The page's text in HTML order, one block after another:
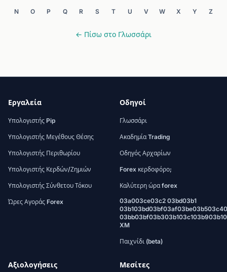
N O P Q R S T U V W X Y Z
← Πίσω στο Γλωσσάρι
Εργαλεία
Υπολογιστής Pip
Υπολογιστής Μεγέθους Θέσης
Υπολογιστής Περιθωρίου
Υπολογιστής Κερδών/Ζημιών
Υπολογιστής Σύνθετου Τόκου
Ώρες Αγοράς Forex
Οδηγοί
Γλωσσάρι
Ακαδημία Trading
Οδηγός Αρχαρίων
Forex κερδοφόρο;
Καλύτερη ώρα forex
03a003ce03c2 03bd03b1
XM
Παιχνίδι (beta)
Αξιολογήσεις Μεσίτες